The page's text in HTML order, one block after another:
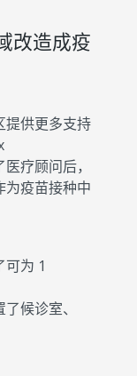
改造成疫
提供更多支持
疗顾问后，
为疫苗接种中
为 1
候诊室、